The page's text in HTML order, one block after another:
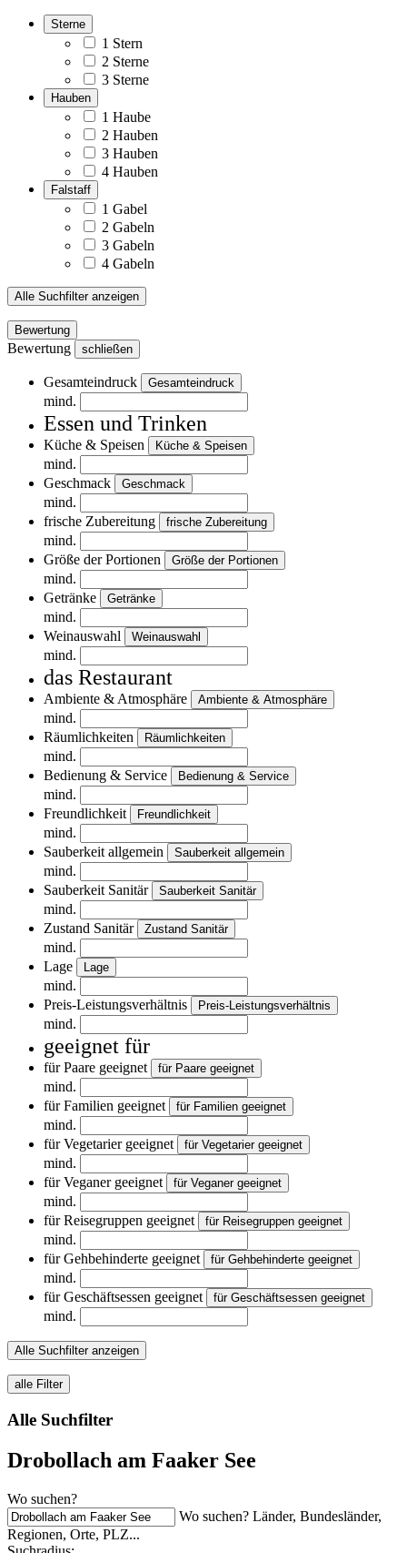
Sterne
1 Stern
2 Sterne
3 Sterne
Hauben
1 Haube
2 Hauben
3 Hauben
4 Hauben
Falstaff
1 Gabel
2 Gabeln
3 Gabeln
4 Gabeln
Alle Suchfilter anzeigen
Bewertung
Bewertung schließen
Gesamteindruck Gesamteindruck
mind.
Essen und Trinken
Küche & Speisen Küche & Speisen
mind.
Geschmack
Geschmack
mind.
frische Zubereitung
frische Zubereitung
mind.
Größe der Portionen
Größe der Portionen
mind.
Getränke
Getränke
mind.
Weinauswahl
Weinauswahl
mind.
das Restaurant
Ambiente & Atmosphäre Ambiente & Atmosphäre
mind.
Räumlichkeiten
Räumlichkeiten
mind.
Bedienung & Service
Bedienung & Service
mind.
Freundlichkeit
Freundlichkeit
mind.
Sauberkeit allgemein
Sauberkeit allgemein
mind.
Sauberkeit Sanitär
Sauberkeit Sanitär
mind.
Zustand Sanitär
Zustand Sanitär
mind.
Lage
Lage
mind.
Preis-Leistungsverhältnis
Preis-Leistungsverhältnis
mind.
geeignet für
für Paare geeignet für Paare geeignet
mind.
für Familien geeignet
für Familien geeignet
mind.
für Vegetarier geeignet
für Vegetarier geeignet
mind.
für Veganer geeignet
für Veganer geeignet
mind.
für Reisegruppen geeignet
für Reisegruppen geeignet
mind.
für Gehbehinderte geeignet
für Gehbehinderte geeignet
mind.
für Geschäftsessen geeignet
für Geschäftsessen geeignet
mind.
Alle Suchfilter anzeigen
alle Filter
Alle Suchfilter
Drobollach am Faaker See
Wo suchen?
Wo suchen? Länder, Bundesländer,
Regionen, Orte, PLZ...